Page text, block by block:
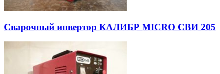
Сварочный инвертор КАЛИБР MICRO СВИ 205